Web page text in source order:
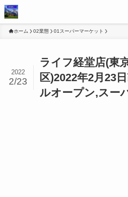
ホーム 02業態 01スーパーマーケット
ライフ経堂店(東
区)2022年2月23
ルオープン,スー
2022
2/23